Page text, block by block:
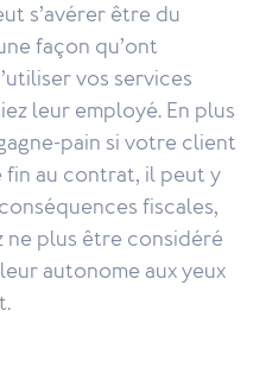
s’avérer être du
façon qu’ont
vos services
leur employé. En plus
pain si votre client
au contrat, il peut y
fiscales,
ne plus être considéré
autonome aux yeux